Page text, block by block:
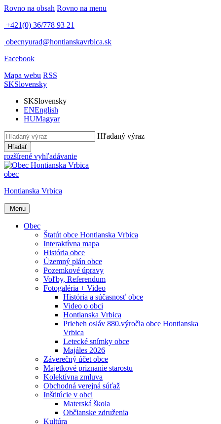
Rovno na obsah Rovno na menu
+421(0) 36/778 93 21
obecnyurad@hontianskavrbica.sk
Facebook
Mapa webu RSS
SKSlovensky
SKSlovensky
ENEnglish
HUMagyar
Hľadaný výraz
Hľadať
rozšírené vyhľadávanie
obec
Hontianska Vrbica
Menu
Obec
Štatút obce Hontianska Vrbica
Interaktívna mapa
História obce
Územný plán obce
Pozemkové úpravy
Voľby, Referendum
Fotogaléria + Video
História a súčasnosť obce
Video o obci
Hontianska Vrbica
Priebeh osláv 880.výročia obce Hontianska
Vrbica
Letecké snímky obce
Majáles 2026
Záverečný účet obce
Majetkové priznanie starostu
Kolektívna zmluva
Obchodná verejná súťaž
Inštitúcie v obci
Materská škola
Občianske združenia
Kultúra